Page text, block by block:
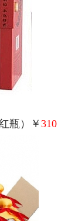
瓶）￥ 310